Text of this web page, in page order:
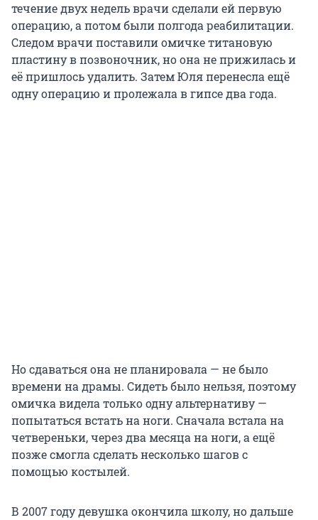
течение двух недель врачи сделали ей первую
операцию, а потом были полгода реабилитации.
Следом врачи поставили омичке титановую
пластину в позвоночник, но она не прижилась и
её пришлось удалить. Затем Юля перенесла ещё
одну операцию и пролежала в гипсе два года.
Но сдаваться она не планировала — не было
времени на драмы. Сидеть было нельзя, поэтому
омичка видела только одну альтернативу —
попытаться встать на ноги. Сначала встала на
четвереньки, через два месяца на ноги, а ещё
позже смогла сделать несколько шагов с
помощью костылей.
В 2007 году девушка окончила школу, но дальше